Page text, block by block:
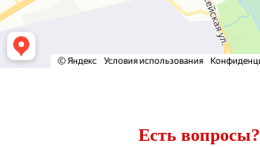
Есть вопросы?